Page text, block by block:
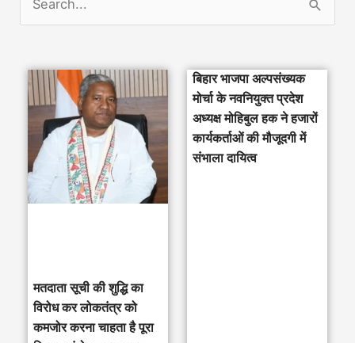
मतदाता सूची की शुद्धि का
विरोध कर लोकतंत्र को
कमजोर करना चाहता है पूरा
बिहार भाजपा अल्पसंख्यक
मोर्चा के नवनियुक्त प्रदेश
अध्यक्ष मोहिबुल हक ने हजारों
कार्यकर्ताओं की मौजूदगी में
संभाला दायित्व